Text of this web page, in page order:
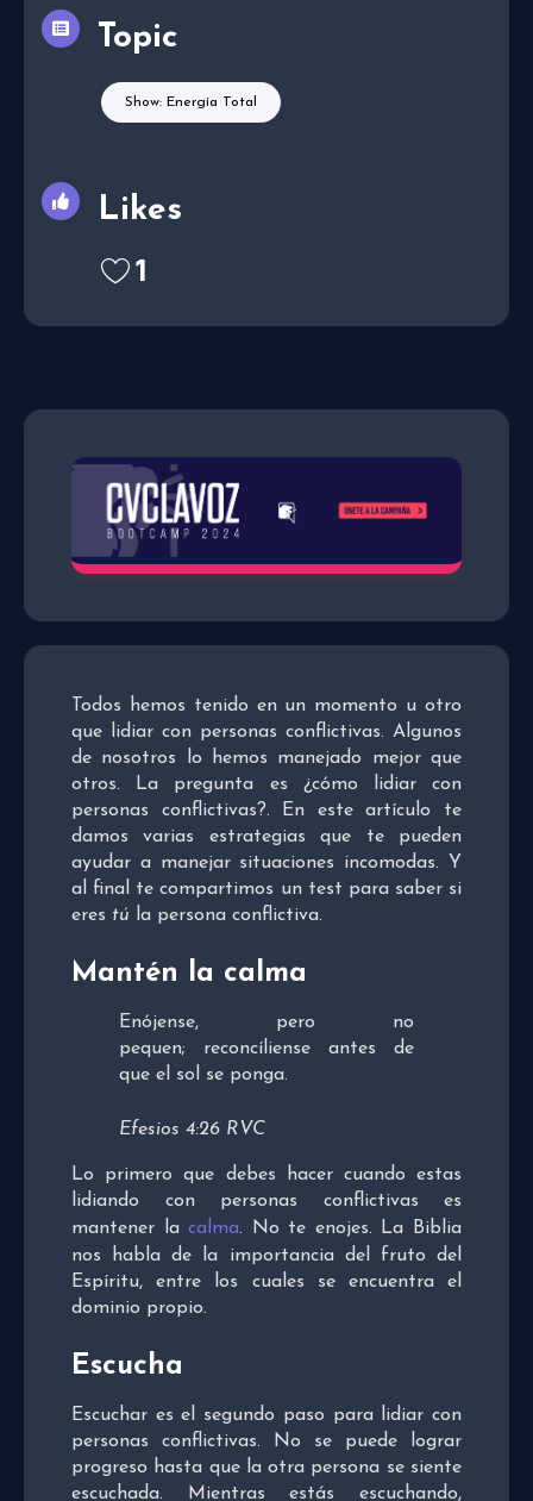
Todos hemos tenido en un momento u otro
que lidiar con personas conflictivas. Algunos
de nosotros lo hemos manejado mejor que
otros. La pregunta es ¿cómo lidiar con
personas conflictivas?. En este artículo te
damos varias estrategias que te pueden
ayudar a manejar situaciones incomodas. Y
al final te compartimos un test para saber si
eres tú la persona conflictiva.
Mantén la calma
Enójense, pero no
pequen; reconcíliense antes de
que el sol se ponga.
Efesios 4:26 RVC
Lo primero que debes hacer cuando estas
lidiando con personas conflictivas es
mantener lacalma. No te enojes. La Biblia
nos habla de la importancia del fruto del
Espíritu, entre los cuales se encuentra el
dominio propio.
Escucha
Escuchar es el segundo paso para lidiar con
personas conflictivas. No se puede lograr
progreso hasta que la otra persona se siente
escuchada. Mientras estás escuchando,
Topic
Show: Energía Total
Likes
1